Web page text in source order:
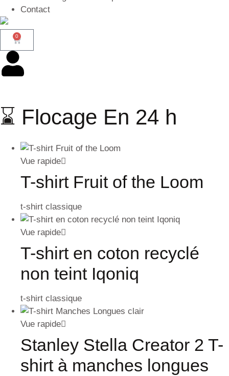
Contact
0
⌛ Flocage En 24 h
Vue rapide
T-shirt Fruit of the Loom
t-shirt classique
Vue rapide
T-shirt en coton recyclé
non teint Iqoniq
t-shirt classique
Vue rapide
Stanley Stella Creator 2 T-
shirt à manches longues